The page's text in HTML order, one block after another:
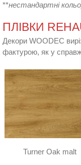
**нестандартні
ПЛІВКИ
Декори WOODEC
фактурою, як у
Turner Oak malt